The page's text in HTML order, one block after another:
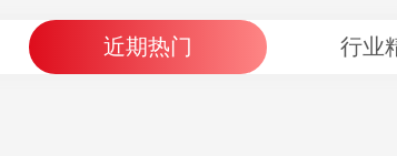
近期热门 行业